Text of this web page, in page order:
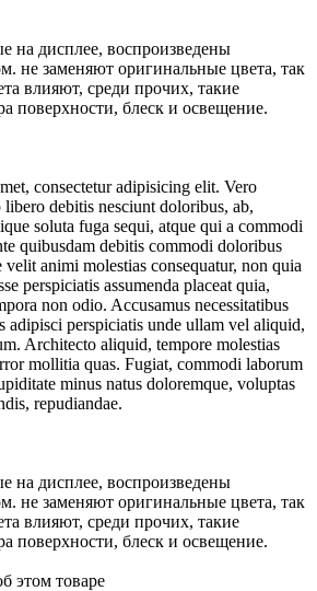
на дисплее, воспроизведены
не заменяют оригинальные цвета, так
влияют, среди прочих, такие
поверхности, блеск и освещение.
consectetur adipisicing elit. Vero
libero debitis nesciunt doloribus, ab,
soluta fuga sequi, atque qui a commodi
quibusdam debitis commodi doloribus
velit animi molestias consequatur, non quia
perspiciatis assumenda placeat quia,
non odio. Accusamus necessitatibus
adipisci perspiciatis unde ullam vel aliquid,
Architecto aliquid, tempore molestias
mollitia quas. Fugiat, commodi laborum
minus natus doloremque, voluptas
repudiandae.
на дисплее, воспроизведены
не заменяют оригинальные цвета, так
влияют, среди прочих, такие
поверхности, блеск и освещение.
этом товаре